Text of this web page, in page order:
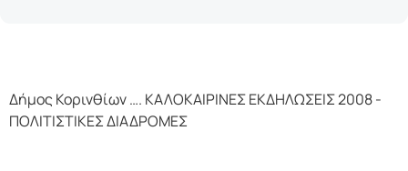
Δήμος Κορινθίων …. ΚΑΛΟΚΑΙΡΙΝΕΣ ΕΚΔΗΛΩΣΕΙΣ 2008 -
ΠΟΛΙΤΙΣΤΙΚΕΣ ΔΙΑΔΡΟΜΕΣ